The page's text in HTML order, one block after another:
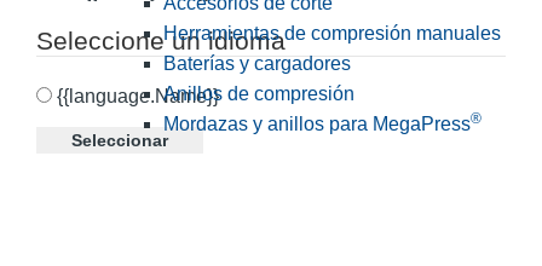
Seleccione un idioma
{{language.Name}}
Seleccionar
Herramientas de compresión manuales
Baterías y cargadores
Anillos de compresión
Mordazas y anillos para MegaPress®